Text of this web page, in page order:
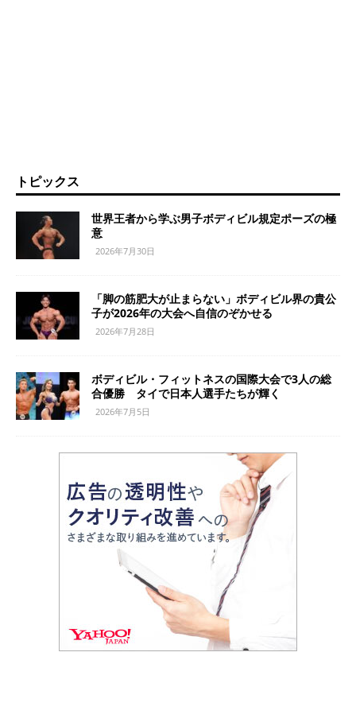
トピックス
世界王者から学ぶ男子ボディビル規定ポーズの極
意
2026年7月30日
「脚の筋肥大が止まらない」ボディビル界の貴公
子が2026年の大会へ自信のぞかせる
2026年7月28日
ボディビル・フィットネスの国際大会で3人の総
合優勝 タイで日本人選手たちが輝く
2026年7月5日